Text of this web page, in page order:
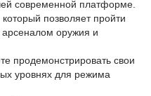
современной платформе.
позволяет пройти
оружия и
продемонстрировать свои
уровнях для режима